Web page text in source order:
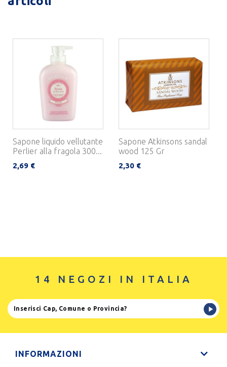
Sapone liquido vellutante
Perlier alla fragola 300...
2,69 €
Sapone Atkinsons sandal
wood 125 Gr
2,30 €
14 NEGOZI IN ITALIA
INFORMAZIONI